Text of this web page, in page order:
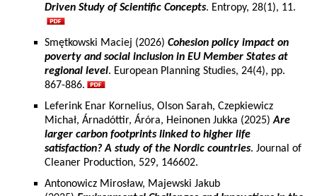
Driven Study of Scientific Concepts. Entropy, 28(1), 11.
Smętkowski Maciej (2026) Cohesion policy impact on
poverty and social inclusion in EU Member States at
regional level. European Planning Studies, 24(4), pp.
867-886.
Leferink Enar Kornelius, Olson Sarah, Czepkiewicz
Michał, Árnadóttir, Áróra, Heinonen Jukka (2025)Are
larger carbon footprints linked to higher life
satisfaction? A study of the Nordic countries. Journal of
Cleaner Production, 529, 146602.
Antonowicz Mirosław, Majewski Jakub